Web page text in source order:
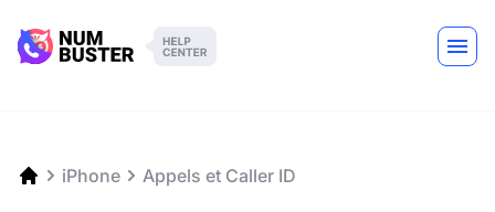
iPhone Appels et Caller ID